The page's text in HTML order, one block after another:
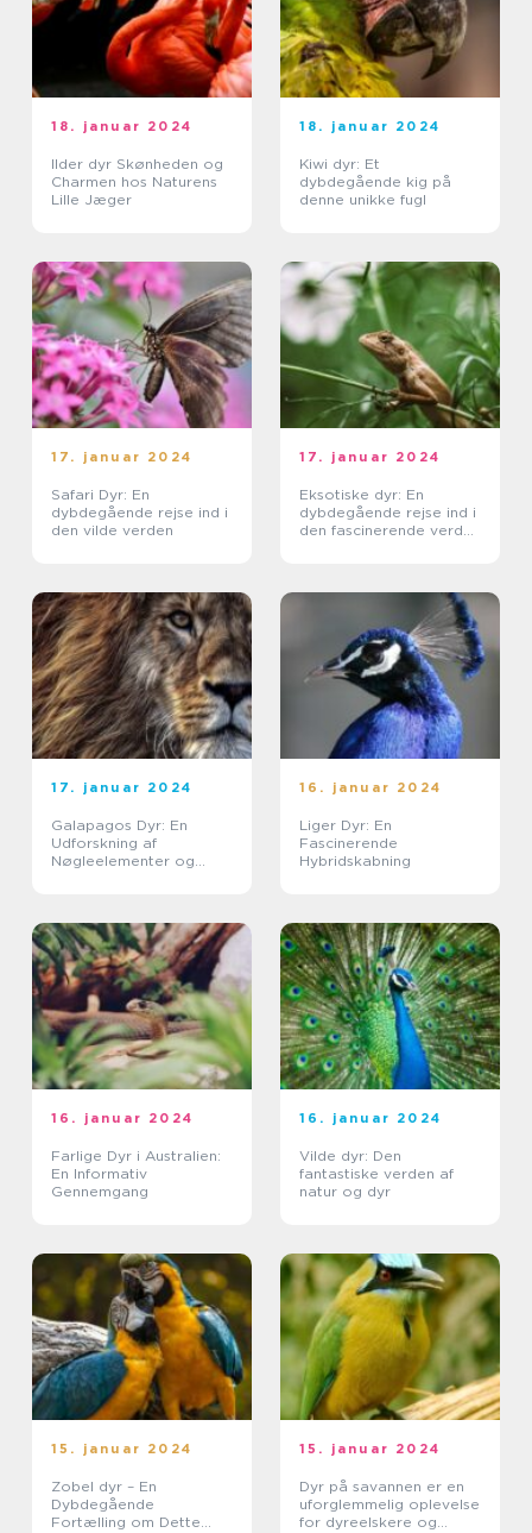
18. januar 2024
Ilder dyr Skønheden og
Charmen hos Naturens
Lille Jæger
18. januar 2024
Kiwi dyr: Et
dybdegående kig på
denne unikke fugl
17. januar 2024
Safari Dyr: En
dybdegående rejse ind i
den vilde verden
17. januar 2024
Eksotiske dyr: En
dybdegående rejse ind i
den fascinerende verden
17. januar 2024
Galapagos Dyr: En
Udforskning af
Nøgleelementer og
16. januar 2024
Liger Dyr: En
Fascinerende
Hybridskabning
16. januar 2024
Farlige Dyr i Australien:
En Informativ
Gennemgang
16. januar 2024
Vilde dyr: Den
fantastiske verden af
natur og dyr
15. januar 2024
Zobel dyr – En
Dybdegående
Fortælling om Dette
15. januar 2024
Dyr på savannen er en
uforglemmelig oplevelse
for dyreelskere og